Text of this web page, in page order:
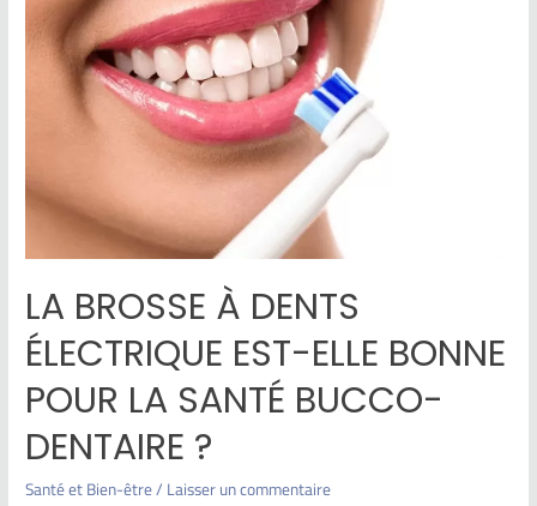
LA BROSSE À DENTS
ÉLECTRIQUE EST-ELLE BONNE
POUR LA SANTÉ BUCCO-
DENTAIRE ?
Santé et Bien-être/Laisser un commentaire